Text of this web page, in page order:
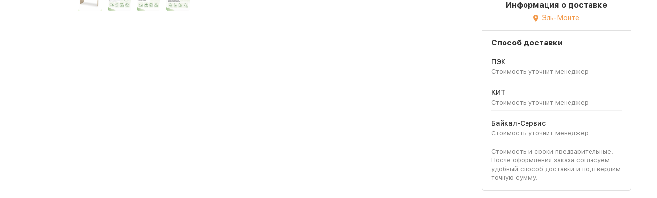
Информация о доставке
Эль-Монте
Способ доставки
ПЭК
Стоимость уточнит менеджер
КИТ
Стоимость уточнит менеджер
Байкал-Сервис
Стоимость уточнит менеджер
Стоимость и сроки предварительные.
После оформления заказа согласуем
удобный способ доставки и подтвердим
точную сумму.